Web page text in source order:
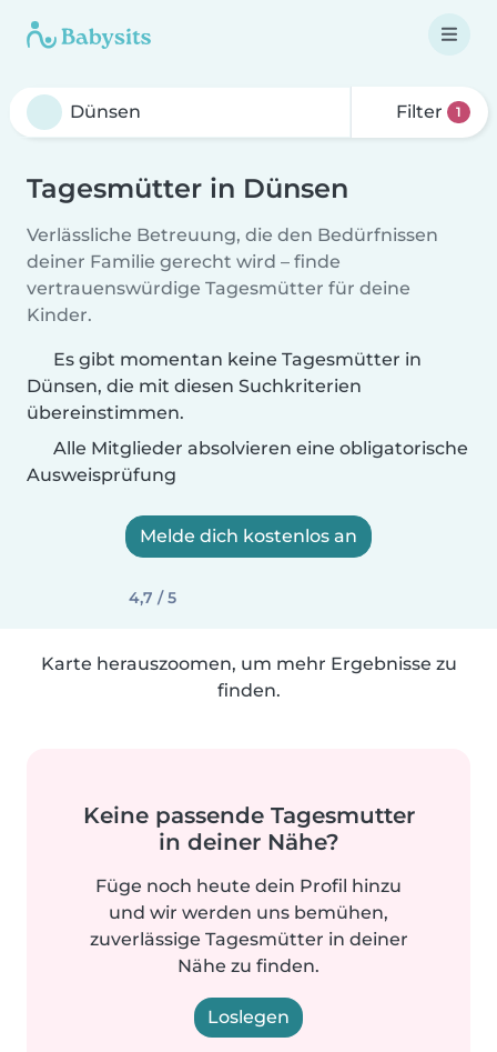
Filter 1
Tagesmütter in Dünsen
Verlässliche Betreuung, die den Bedürfnissen
deiner Familie gerecht wird – finde
vertrauenswürdige Tagesmütter für deine
Kinder.
Es gibt momentan keine Tagesmütter in
Dünsen, die mit diesen Suchkriterien
übereinstimmen.
Alle Mitglieder absolvieren eine obligatorische
Ausweisprüfung
Melde dich kostenlos an
4,7 / 5
Karte herauszoomen, um mehr Ergebnisse zu
finden.
Keine passende Tagesmutter
in deiner Nähe?
Füge noch heute dein Profil hinzu
und wir werden uns bemühen,
zuverlässige Tagesmütter in deiner
Nähe zu finden.
Loslegen